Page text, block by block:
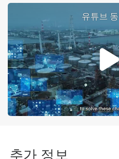
유튜브
추가 정보